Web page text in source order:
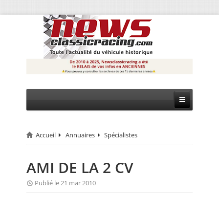
CIRCUIT
RALLYE
MONTAGNE
Accueil Annuaires Spécialistes
AMI DE LA 2 CV
Publié le 21 mar 2010